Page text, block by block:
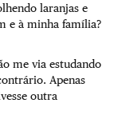
laranjas e
e à minha família?
me via estudando
Apenas
outra